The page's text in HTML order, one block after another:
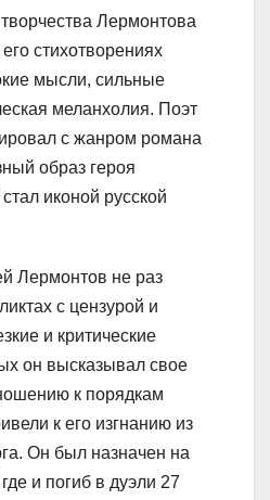
Лермонтова
стихотворениях
мысли, сильные
меланхолия. Поэт
с жанром романа
образ героя
иконой русской
Лермонтов не раз
с цензурой и
и критические
он высказывал свое
к порядкам
к его изгнанию из
Он был назначен на
и погиб в дуэли 27